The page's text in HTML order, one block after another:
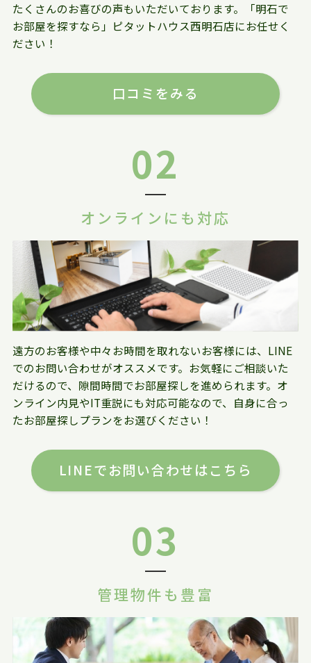
たくさんのお喜びの声もいただいております。「明石で
お部屋を探すなら」ピタットハウス西明石店にお任せく
ださい！
口コミをみる
02
オンラインにも対応
遠方のお客様や中々お時間を取れないお客様には、LINE
でのお問い合わせがオススメです。お気軽にご相談いた
だけるので、隙間時間でお部屋探しを進められます。オ
ンライン内見やIT重説にも対応可能なので、自身に合っ
たお部屋探しプランをお選びください！
LINEでお問い合わせはこちら
03
管理物件も豊富